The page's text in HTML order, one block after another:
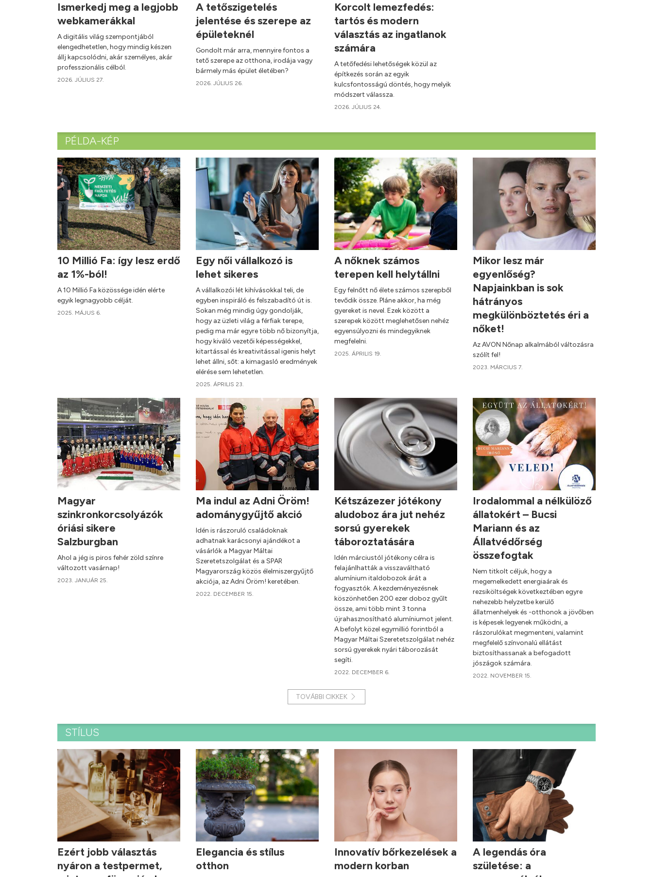
Ismerkedj meg a legjobb
webkamerákkal
A digitális világ szempontjából
elengedhetetlen, hogy mindig készen
állj kapcsolódni, akár személyes, akár
professzionális célból.
2026. JÚLIUS 27.
A tetőszigetelés
jelentése és szerepe az
épületeknél
Gondolt már arra, mennyire fontos a
tető szerepe az otthona, irodája vagy
bármely más épület életében?
2026. JÚLIUS 26.
Korcolt lemezfedés:
tartós és modern
választás az ingatlanok
számára
A tetőfedési lehetőségek közül az
építkezés során az egyik
kulcsfontosságú döntés, hogy melyik
módszert válassza.
2026. JÚLIUS 24.
PÉLDA-KÉP
10 Millió Fa: így lesz erdő
az 1%-ból!
A 10 Millió Fa közössége idén elérte
egyik legnagyobb célját.
2025. MÁJUS 6.
Egy női vállalkozó is
lehet sikeres
A vállalkozói lét kihívásokkal teli, de
egyben inspiráló és felszabadító út is.
Sokan még mindig úgy gondolják,
hogy az üzleti világ a férfiak terepe,
pedig ma már egyre több nő bizonyítja,
hogy kiváló vezetői képességekkel,
kitartással és kreativitással igenis helyt
lehet állni, sőt: a kimagasló eredmények
elérése sem lehetetlen.
2025. ÁPRILIS 23.
A nőknek számos
terepen kell helytállni
Egy felnőtt nő élete számos szerepből
tevődik össze. Pláne akkor, ha még
gyereket is nevel. Ezek között a
szerepek között meglehetősen nehéz
egyensúlyozni és mindegyiknek
megfelelni.
2025. ÁPRILIS 19.
Mikor lesz már
egyenlőség?
Napjainkban is sok
hátrányos
megkülönböztetés éri a
nőket!
Az AVON Nőnap alkalmából változásra
szólít fel!
2023. MÁRCIUS 7.
Magyar
szinkronkorcsolyázók
óriási sikere
Salzburgban
Ahol a jég is piros fehér zöld színre
változott vasárnap!
2023. JANUÁR 25.
Ma indul az Adni Öröm!
adománygyűjtő akció
Idén is rászoruló családoknak
adhatnak karácsonyi ajándékot a
vásárlók a Magyar Máltai
Szeretetszolgálat és a SPAR
Magyarország közös élelmiszergyűjtő
akciója, az Adni Öröm! keretében.
2022. DECEMBER 15.
Kétszázezer jótékony
aludoboz ára jut nehéz
sorsú gyerekek
táboroztatására
Idén márciustól jótékony célra is
felajánlhatták a visszaváltható
alumínium italdobozok árát a
fogyasztók. A kezdeményezésnek
köszönhetően 200 ezer doboz gyűlt
össze, ami több mint 3 tonna
újrahasznosítható alumíniumot jelent.
A befolyt közel egymillió forintból a
Magyar Máltai Szeretetszolgálat nehéz
sorsú gyerekek nyári táborozását
segíti.
2022. DECEMBER 6.
Irodalommal a nélkülöző
állatokért – Bucsi
Mariann és az
Állatvédőrség
összefogtak
Nem titkolt céljuk, hogy a
megemelkedett energiaárak és
rezsiköltségek következtében egyre
nehezebb helyzetbe kerülő
állatmenhelyek és -otthonok a jövőben
is képesek legyenek működni, a
rászorulókat megmenteni, valamint
megfelelő színvonalú ellátást
biztosíthassanak a befogadott
jószágok számára.
2022. NOVEMBER 15.
TOVÁBBI CIKKEK
STÍLUS
Ezért jobb választás
nyáron a testpermet,
Elegancia és stílus
otthon
Innovatív bőrkezelések a
modern korban
A legendás óra
születése: a